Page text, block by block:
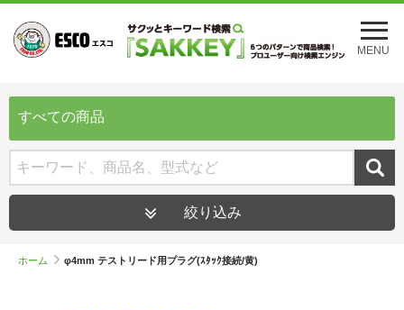
メ
ニ
ュ
を
MENU
すべての商品
絞り込み
ホーム φ4mm テストリード用プラグ(ｽﾀｯｸ接続/黄)